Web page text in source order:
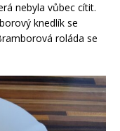
nebyla vůbec cítit.
knedlík se
roláda se